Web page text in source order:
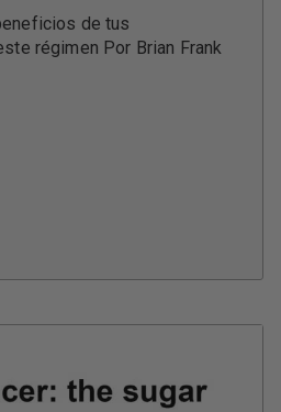
de tus
régimen Por Brian Frank